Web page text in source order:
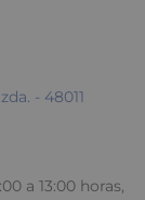
- 48011
a 13:00 horas,